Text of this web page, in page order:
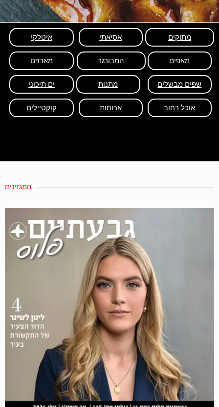
מתוקים אסיאתי איטלקי
מאפים המבורגר מארזים
שפים מבשלים מתנות ים תיכוני
אוכל רחוב ארוחות קוקטיילים
המגזינים